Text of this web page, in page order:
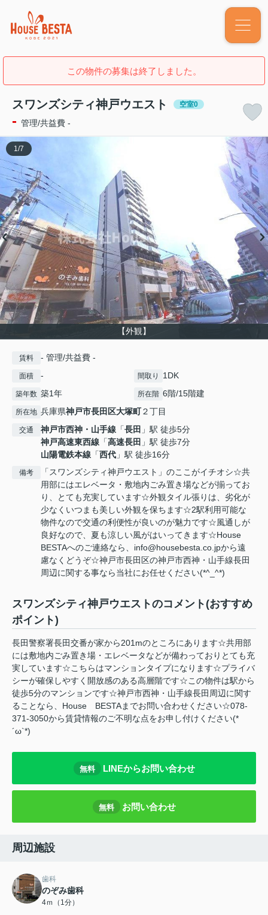
この物件の募集は終了しました。
スワンズシティ神戸ウエスト 空室0
- 管理/共益費 -
【外観】
1 /7
賃料 - 管理/共益費 -
面積 - 間取り 1DK
築年数 築1年 所在階 6階/15階建
所在地 兵庫県神戸市長田区大塚町２丁目
交通 神戸市西神・山手線 「長田 」駅 徒歩5分
神戸高速東西線 「高速長田 」駅 徒歩7分
山陽電鉄本線 「西代 」駅 徒歩16分
備考
「スワンズシティ神戸ウエスト」のここがイチオシ☆共
用部にはエレベータ・敷地内ごみ置き場などが揃ってお
り、とても充実しています☆外観タイル張りは、劣化が
少なくいつまも美しい外観を保ちます☆2駅利用可能な
物件なので交通の利便性が良いのが魅力です☆風通しが
良好なので、夏も涼しい風がはいってきます☆House
BESTAへのご連絡なら、info@housebesta.co.jpから遠
慮なくどうぞ☆神戸市長田区の神戸市西神・山手線長田
周辺に関する事なら当社にお任せください(*^_^*)
スワンズシティ神戸ウエストのコメント(おすすめ
ポイント)
長田警察署長田交番が家から201mのところにあります☆共用部
には敷地内ごみ置き場・エレベータなどが備わっておりとても充
実しています☆こちらはマンションタイプになります☆プライバ
シーが確保しやすく開放感のある高層階です☆この物件は駅から
徒歩5分のマンションです☆神戸市西神・山手線長田周辺に関す
ることなら、House BESTAまでお問い合わせください☆078-
371-3050から賃貸情報のご不明な点をお申し付けください(*
´ω`*)
無料 LINEからお問い合わせ
無料 お問い合わせ
周辺施設
歯科
のぞみ歯科
4ｍ（1分）